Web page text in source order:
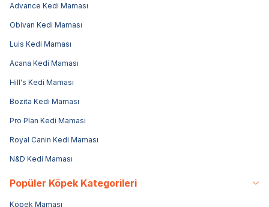
Advance Kedi Maması
Obivan Kedi Maması
Luis Kedi Maması
Acana Kedi Maması
Hill's Kedi Maması
Bozita Kedi Maması
Pro Plan Kedi Maması
Royal Canin Kedi Maması
N&D Kedi Maması
Popüler Köpek Kategorileri
Köpek Maması